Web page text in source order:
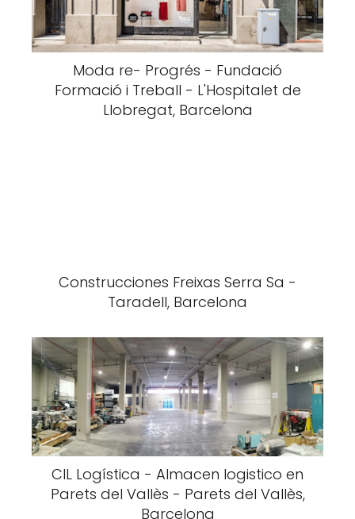
Moda re- Progrés - Fundació
Formació i Treball - L'Hospitalet de
Llobregat, Barcelona
Construcciones Freixas Serra Sa -
Taradell, Barcelona
CIL Logística - Almacen logistico en
Parets del Vallès - Parets del Vallès,
Barcelona